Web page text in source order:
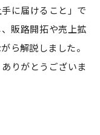
に届けること」で
販路開拓や売上拡
ら解説しました。
りがとうございま